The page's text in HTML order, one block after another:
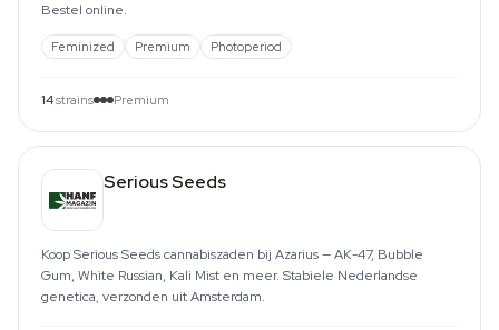
Bestel online.
Feminized Premium Photoperiod
14strains Premium
Serious Seeds
Koop Serious Seeds cannabiszaden bij Azarius — AK-47, Bubble
Gum, White Russian, Kali Mist en meer. Stabiele Nederlandse
genetica, verzonden uit Amsterdam.